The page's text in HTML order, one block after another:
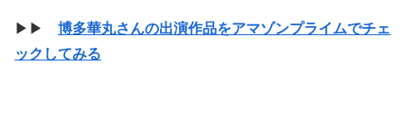
▶▶ 博多華丸さんの出演作品をアマゾンプライムでチェ
ックしてみる